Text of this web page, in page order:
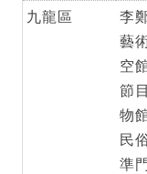
九龍區
李
藝
空
節
物
民
準